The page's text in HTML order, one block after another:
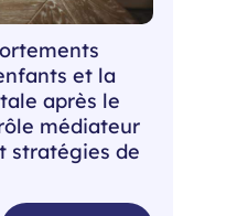
et la
après le
médiateur
stratégies de